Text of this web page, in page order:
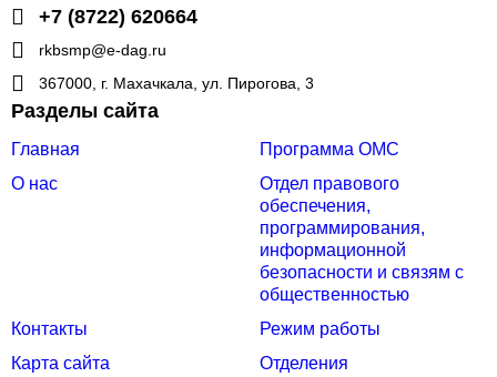
+7 (8722) 620664
rkbsmp@e-dag.ru
367000, г. Махачкала, ул. Пирогова, 3
Разделы сайта
Главная
Программа ОМС
О нас
Отдел правового
обеспечения,
программирования,
информационной
безопасности и связям с
общественностью
Контакты
Режим работы
Карта сайта
Отделения